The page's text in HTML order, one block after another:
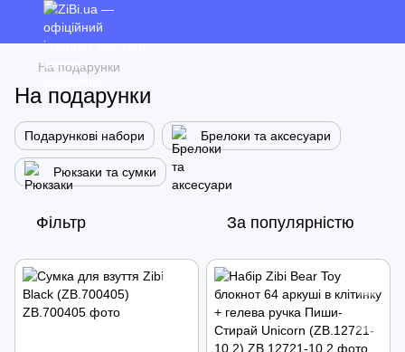
На подарунки
На подарунки
Подарункові набори Брелоки та аксесуари
Рюкзаки та сумки
Фільтр За популярністю